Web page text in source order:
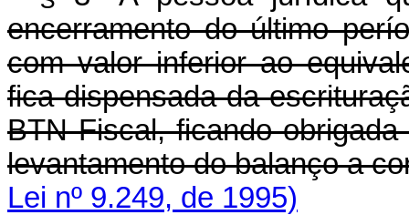
encerramento do último
com valor inferior ao
fica dispensada da
BTN Fiscal, ficando
levantamento do balanço a
Lei nº 9.249, de 1995)